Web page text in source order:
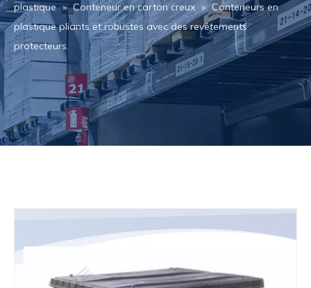
plastique » Conteneur en carton creux » Conteneurs en
plastique pliants et robustes avec des revêtements
protecteurs.